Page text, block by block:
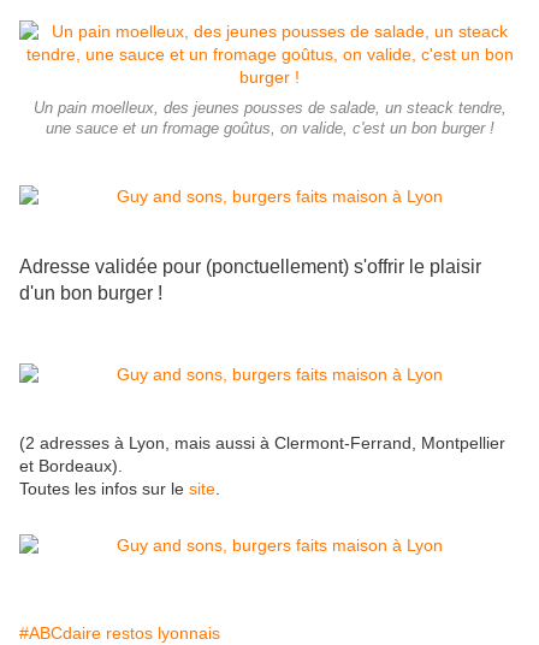
Un pain moelleux, des jeunes pousses de salade, un steack tendre,
une sauce et un fromage goûtus, on valide, c'est un bon burger !
Adresse validée pour (ponctuellement) s'offrir le plaisir
d'un bon burger !
(2 adresses à Lyon, mais aussi à Clermont-Ferrand, Montpellier
et Bordeaux).
Toutes les infos sur le site
#ABCdaire restos lyonnais